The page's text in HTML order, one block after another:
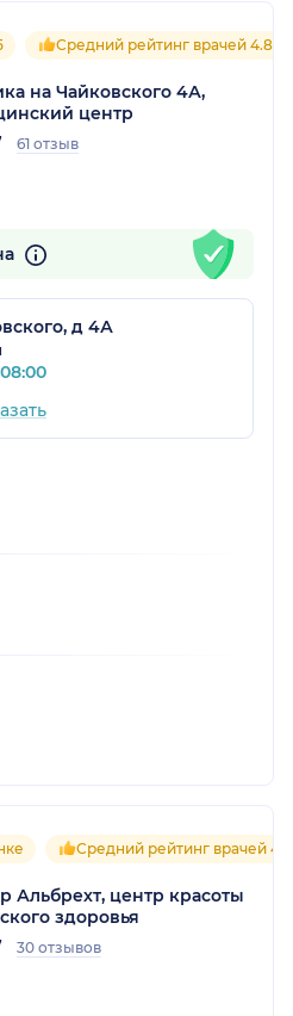
Средний рейтинг врачей 4.8
на Чайковского 4А,
центр
61 отзыв
д 4А
Средний рейтинг врачей 4.7
Альбрехт, центр красоты
здоровья
30 отзывов